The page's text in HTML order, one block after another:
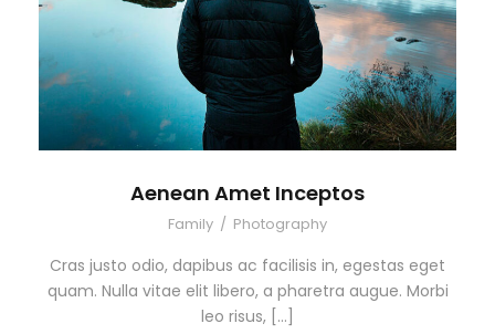
Aenean Amet Inceptos
Family / Photography
Cras justo odio, dapibus ac facilisis in, egestas eget
quam. Nulla vitae elit libero, a pharetra augue. Morbi
leo risus, […]